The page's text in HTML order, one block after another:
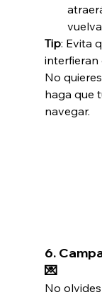
Tip: Evita
interfieran
No
haga que
navegar.
6.
💌
No